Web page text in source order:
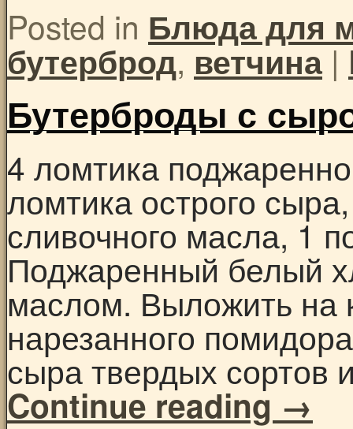
Posted in Блюда для
бутерброд,ветчина|
Бутерброды с
4 ломтика
ломтика острого
сливочного масла, 1
Поджаренный белый
маслом. Выложить на
нарезанного
сыра твердых сортов
Continue reading →